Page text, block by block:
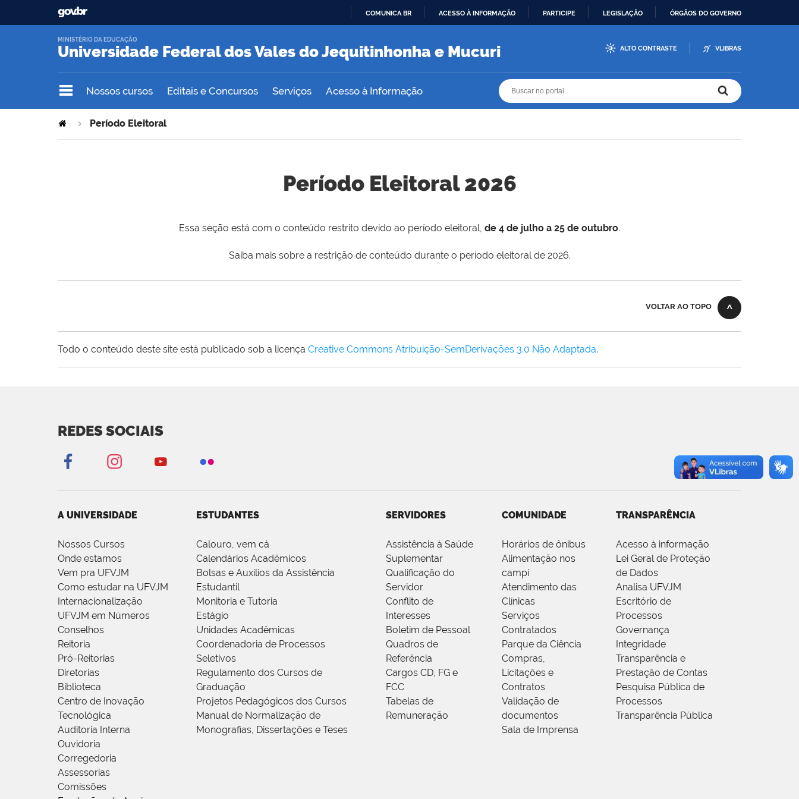
O
COMUNICA BR ACESSO À INFORMAÇÃO PARTICIPE LEGISLAÇÃO ÓRGÃOS DO GOVERNO
Universidade Federal dos Vales do Jequitinhonha e Mucuri
MINISTÉRIO DA EDUCAÇÃO
ALTO CONTRASTE VLIBRAS
Nossos cursos Editais e Concursos Serviços Acesso à Informação
Período Eleitoral
Período Eleitoral 2026
Essa seção está com o conteúdo restrito devido ao período eleitoral, de 4 de julho a 25 de outubro.
Saiba mais sobre a restrição de conteúdo durante o período eleitoral de 2026.
VOLTAR AO TOPO
Todo o conteúdo deste site está publicado sob a licença Creative Commons Atribuição-SemDerivações 3.0 Não Adaptada.
REDES SOCIAIS
A UNIVERSIDADE
Nossos Cursos
Onde estamos
Vem pra UFVJM
Como estudar na UFVJM
Internacionalização
UFVJM em Números
Conselhos
Reitoria
Pró-Reitorias
Diretorias
Biblioteca
Centro de Inovação
Tecnológica
Auditoria Interna
Ouvidoria
Corregedoria
Assessorias
Comissões
ESTUDANTES
Calouro, vem cá
Calendários Acadêmicos
Bolsas e Auxílios da Assistência
Estudantil
Monitoria e Tutoria
Estágio
Unidades Acadêmicas
Coordenadoria de Processos
Seletivos
Regulamento dos Cursos de
Graduação
Projetos Pedagógicos dos Cursos
Manual de Normalização de
Monografias, Dissertações e Teses
SERVIDORES
Assistência à Saúde
Suplementar
Qualificação do
Servidor
Conflito de
Interesses
Boletim de Pessoal
Quadros de
Referência
Cargos CD, FG e
FCC
Tabelas de
Remuneração
COMUNIDADE
Horários de ônibus
Alimentação nos
campi
Atendimento das
Clínicas
Serviços
Contratados
Parque da Ciência
Compras,
Licitações e
Contratos
Validação de
documentos
Sala de Imprensa
TRANSPARÊNCIA
Acesso à informação
Lei Geral de Proteção
de Dados
Analisa UFVJM
Escritório de
Processos
Governança
Integridade
Transparência e
Prestação de Contas
Pesquisa Pública de
Processos
Transparência Pública